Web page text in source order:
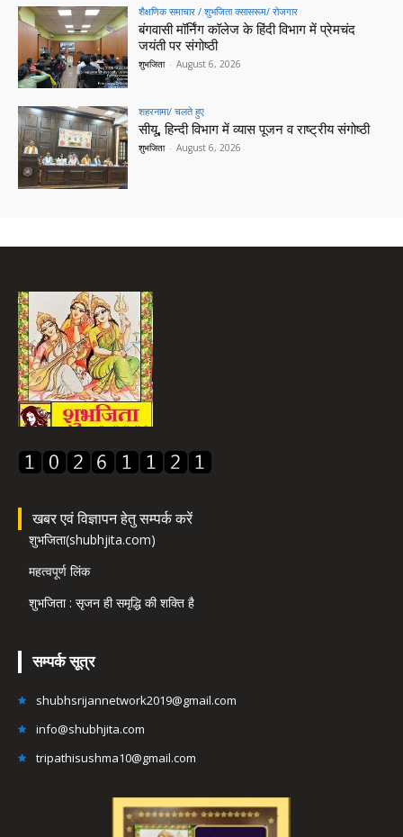
शैक्षणिक समाचार / शुभजिता क्सासरूम/ रोजगार
बंगवासी मॉर्निंग कॉलेज के हिंदी विभाग में प्रेमचंद
जयंती पर संगोष्ठी
शुभजिता - August 6, 2026
शहरनामा/ चलते हुए
सीयू, हिन्दी विभाग में व्यास पूजन व राष्ट्रीय संगोष्ठी
शुभजिता - August 6, 2026
खबर एवं विज्ञापन हेतु सम्पर्क करें
शुभजिता(shubhjita.com)
महत्वपूर्ण लिंक
शुभजिता : सृजन ही समृद्धि की शक्ति है
सम्पर्क सूत्र
shubhsrijannetwork2019@gmail.com
info@shubhjita.com
tripathisushma10@gmail.com